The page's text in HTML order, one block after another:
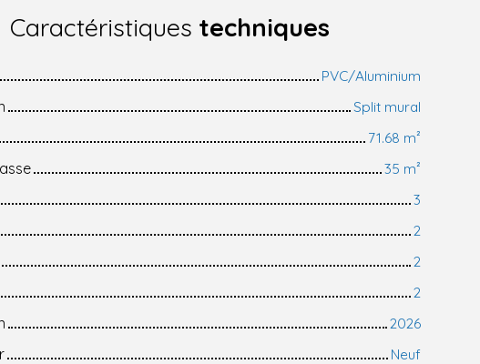
Caractéristiques techniques
PVC/Aluminium
Split mural
71.68 m²
35 m²
3
2
2
2
2026
Neuf